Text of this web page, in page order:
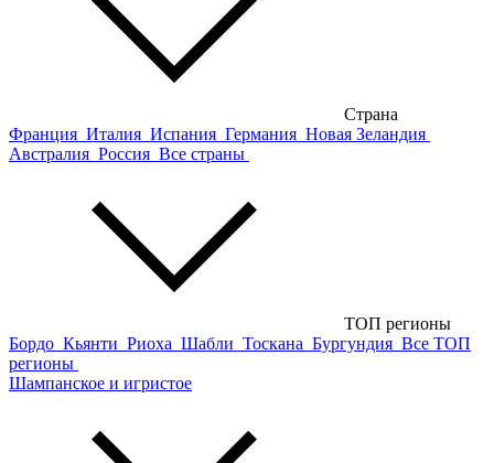
Страна
Франция Италия Испания Германия Новая Зеландия
Австралия Россия Все страны
ТОП регионы
Бордо Кьянти Риоха Шабли Тоскана Бургундия Все ТОП
регионы
Шампанское и игристое